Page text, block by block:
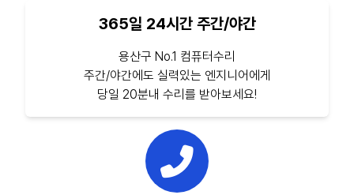
365일 24시간 주간/야간
용산구 No.1 컴퓨터수리
주간/야간에도 실력있는 엔지니어에게
당일 20분내 수리를 받아보세요!